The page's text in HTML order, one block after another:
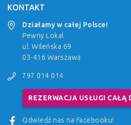
KONTAKT
Działamy w całej Polsce!
Pewny Lokal
ul. Wileńska 69
03-416 Warszawa
797 014 014
REZERWACJA USŁUGI CAŁĄ
Odwiedź nas na Facebooku!